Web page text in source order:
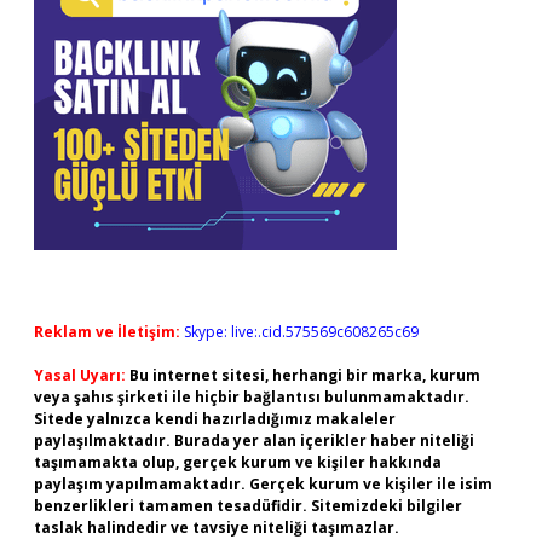
Reklam ve İletişim: Skype: live:.cid.575569c608265c69
Yasal Uyarı: Bu internet sitesi, herhangi bir marka, kurum
veya şahıs şirketi ile hiçbir bağlantısı bulunmamaktadır.
Sitede yalnızca kendi hazırladığımız makaleler
paylaşılmaktadır. Burada yer alan içerikler haber niteliği
taşımamakta olup, gerçek kurum ve kişiler hakkında
paylaşım yapılmamaktadır. Gerçek kurum ve kişiler ile isim
benzerlikleri tamamen tesadüfidir. Sitemizdeki bilgiler
taslak halindedir ve tavsiye niteliği taşımazlar.